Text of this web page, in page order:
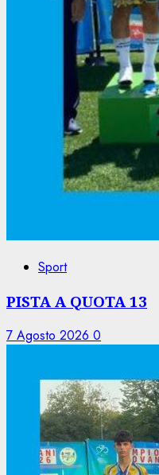
Sport
PISTA A QUOTA 13
7 Agosto 2026 0